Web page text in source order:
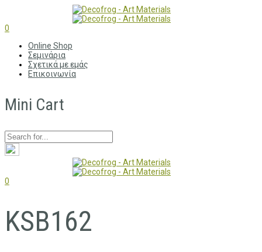
0
Online Shop
Σεμινάρια
Σχετικά με εμάς
Επικοινωνία
Mini Cart
0
KSB162